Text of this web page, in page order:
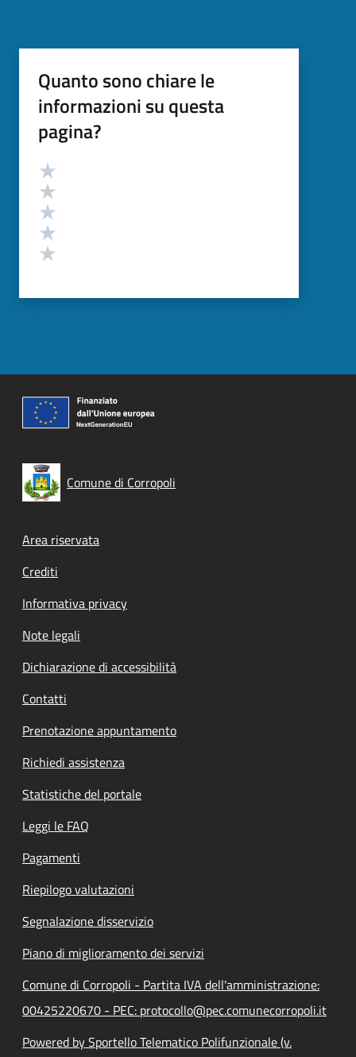
Quanto sono chiare le
informazioni su questa
pagina?
Valutazione
Comune di Corropoli
Footer menu
Area riservata
Crediti
Informativa privacy
Note legali
Dichiarazione di accessibilità
Contatti
Prenotazione appuntamento
Richiedi assistenza
Statistiche del portale
Leggi le FAQ
Pagamenti
Riepilogo valutazioni
Segnalazione disservizio
Piano di miglioramento dei servizi
Comune di Corropoli - Partita IVA dell'amministrazione:
00425220670 - PEC: protocollo@pec.comunecorropoli.it
Powered by Sportello Telematico Polifunzionale (v.